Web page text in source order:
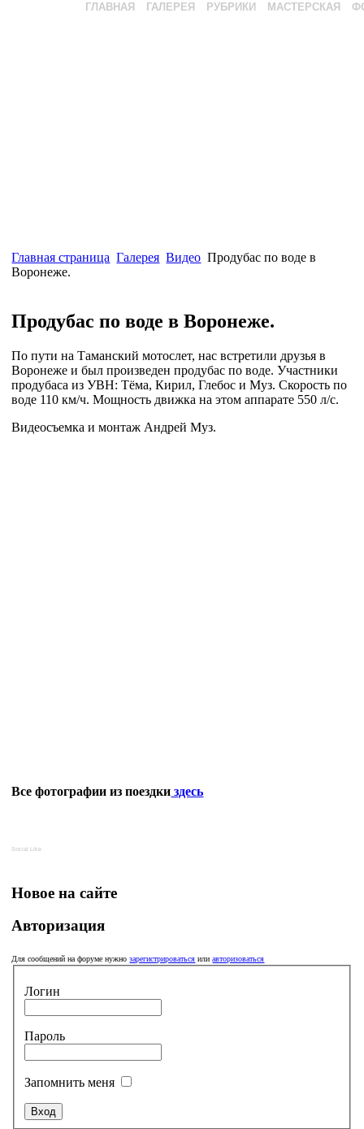
ГЛАВНАЯ ГАЛЕРЕЯ РУБРИКИ МАСТЕРСКАЯ
Главная страница Галерея Видео Продубас по воде в
Воронеже.
Продубас по воде в Воронеже.
По пути на Таманский мотослет, нас встретили друзья в
Воронеже и был произведен продубас по воде. Участники
продубаса из УВН: Тёма, Кирил, Глебос и Муз. Скорость по
воде 110 км/ч. Мощность движка на этом аппарате 550 л/c.
Видеосъемка и монтаж Андрей Муз.
Все фотографии из поездки здесь
Social Like
Новое на сайте
Авторизация
Для сообщений на форуме нужнозарегистрироваться илиавторизоваться
Логин
Пароль
Запомнить меня